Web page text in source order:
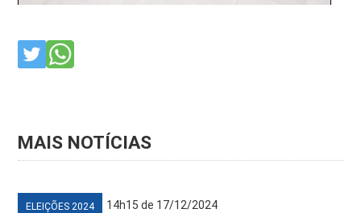
MAIS NOTÍCIAS
ELEIÇÕES 2024 14h15 de 17/12/2024